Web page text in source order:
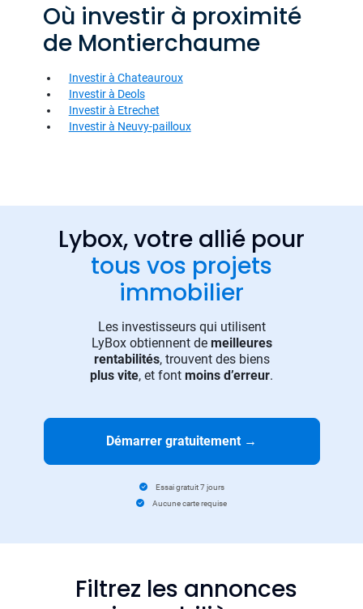
Où investir à proximité
de Montierchaume
Investir à Chateauroux
Investir à Deols
Investir à Etrechet
Investir à Neuvy-pailloux
Lybox, votre allié pour
tous vos projets
immobilier
Les investisseurs qui utilisent
LyBox obtiennent de meilleures
rentabilités, trouvent des biens
plus vite, et font moins d’erreur.
Démarrer gratuitement →
Essai gratuit 7 jours
Aucune carte requise
Filtrez les annonces